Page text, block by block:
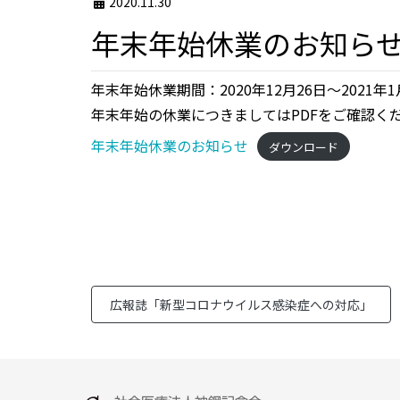
年末年始休業のお知ら
年末年始休業期間：2020年12月26日～2021年1
年末年始の休業につきましてはPDFをご確認く
年末年始休業のお知らせ
ダウンロード
広報誌「新型コロナウイルス感染症への対応」